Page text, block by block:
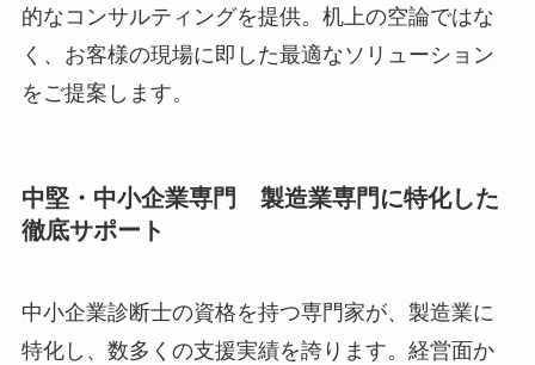
的なコンサルティングを提供。机上の空論ではな
く、お客様の現場に即した最適なソリューション
をご提案します。
中堅・中小企業専門 製造業専門に特化した
徹底サポート
中小企業診断士の資格を持つ専門家が、製造業に
特化し、数多くの支援実績を誇ります。経営面か